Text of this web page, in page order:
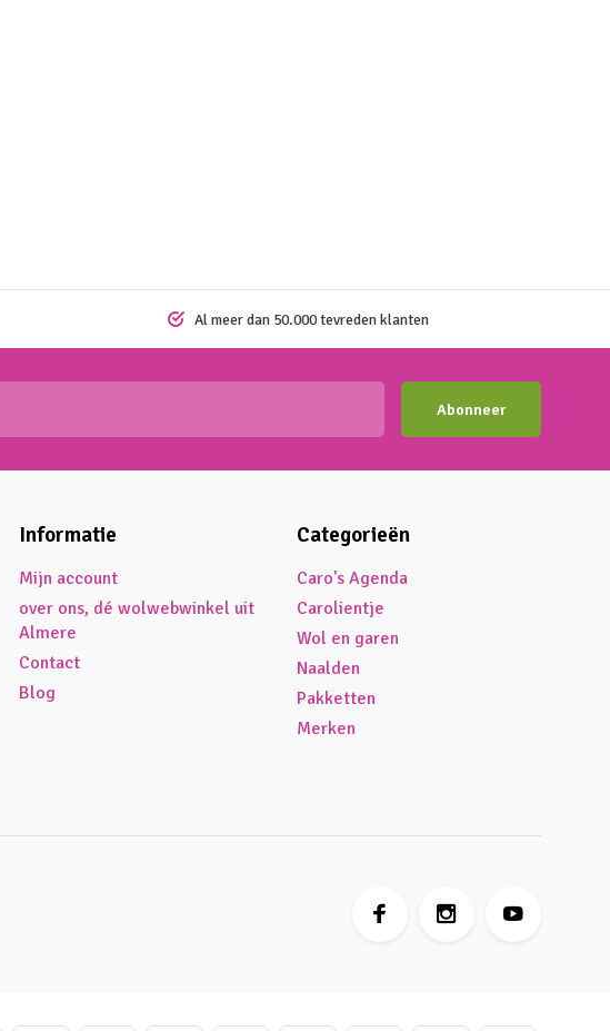
Al meer dan 50.000 tevreden klanten
Abonneer
Informatie
Mijn account
over ons, dé wolwebwinkel uit
Almere
Contact
Blog
Categorieën
Caro's Agenda
Carolientje
Wol en garen
Naalden
Pakketten
Merken